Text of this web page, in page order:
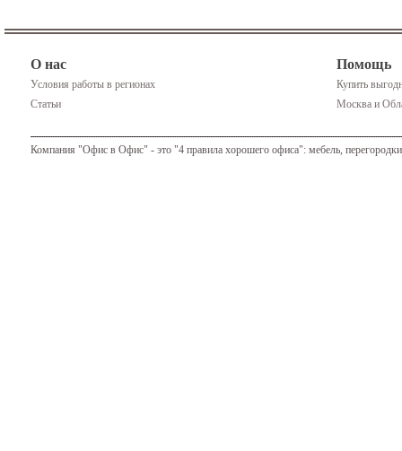
О нас
Условия работы в регионах
Статьи
Помощь
Купить
Москва и
Компания "Офис в Офис" - это "4 правила хорошего офиса": мебель,